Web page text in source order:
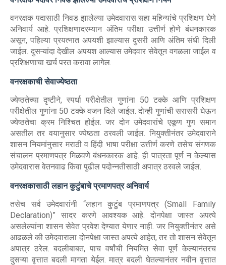
वनरक्षक पदासाठी निवड झालेल्या उमेदवारास सहा महिन्यांचे प्रशिक्षण घेणे
अनिवार्य आहे. प्रशिक्षणादरम्यान अंतिम परीक्षा उत्तीर्ण होणे बंधनकारक
असून, पहिल्या प्रयत्नात अपयशी झाल्यास दुसरी आणि अंतिम संधी दिली
जाईल. दुसऱ्यांदा देखील अपयश आल्यास उमेदवार सेवेतून वगळला जाईल व
प्रशिक्षणाचा खर्च परत करावा लागेल.
वनरक्षकाची सेवाज्येष्ठता
ज्येष्ठतेच्या दृष्टीने, स्पर्धा परीक्षेतील गुणांना 50 टक्के आणि प्रशिक्षण
परीक्षेतील गुणांना 50 टक्के वजन दिले जाईल. दोन्ही गुणांची सरासरी घेऊन
ज्येष्ठतेचा क्रम निश्चित होईल. जर दोन उमेदवारांचे एकूण गुण समान
असतील तर वयानुसार ज्येष्ठता ठरवली जाईल. नियुक्तीनंतर उमेदवाराने
शासन नियमांनुसार मराठी व हिंदी भाषा परीक्षा उत्तीर्ण करणे तसेच संगणक
संचालन प्रमाणपत्र मिळवणे बंधनकारक आहे. ही पात्रता पूर्ण न केल्यास
उमेदवारास वेतनवाढ किंवा पुढील पदोन्नतीसाठी अपात्र ठरवले जाईल.
वनरक्षकासाठी लहान कुटुंबाचे प्रमाणपत्र अनिवार्य
तसेच सर्व उमेदवारांनी “लहान कुटुंब प्रमाणपत्र (Small Family
Declaration)” सादर करणे आवश्यक आहे. दोनपेक्षा जास्त अपत्ये
असलेल्यांना शासन सेवेत प्रवेश देण्यात येणार नाही. जर नियुक्तीनंतर असे
आढळले की उमेदवाराला दोनपेक्षा जास्त अपत्ये आहेत, तर तो शासन सेवेतून
अपात्र ठरेल. बदलीबाबत, पाच वर्षांची नियमित सेवा पूर्ण केल्यानंतरच
दुसऱ्या वृत्तात बदली मागता येईल. मात्र बदली घेतल्यानंतर नवीन वृत्तात